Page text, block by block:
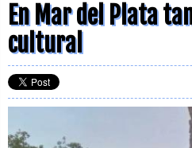
En Mar del Plata
cultural